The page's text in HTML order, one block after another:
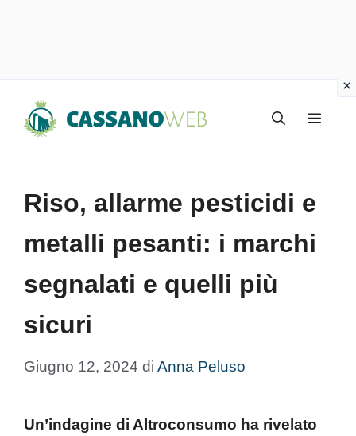
Menu
Riso, allarme pesticidi e
metalli pesanti: i marchi
segnalati e quelli più
sicuri
Giugno 12, 2024 di Anna Peluso
Un’indagine di Altroconsumo ha rivelato